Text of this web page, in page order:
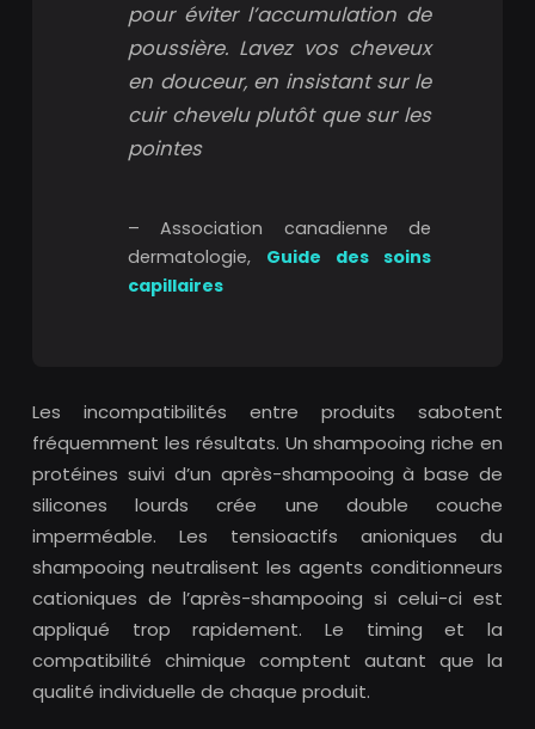
pour éviter l’accumulation de
poussière. Lavez vos cheveux
en douceur, en insistant sur le
cuir chevelu plutôt que sur les
pointes
– Association canadienne de
dermatologie, Guide des soins
capillaires
Les incompatibilités entre produits sabotent
fréquemment les résultats. Un shampooing riche en
protéines suivi d’un après-shampooing à base de
silicones lourds crée une double couche
imperméable. Les tensioactifs anioniques du
shampooing neutralisent les agents conditionneurs
cationiques de l’après-shampooing si celui-ci est
appliqué trop rapidement. Le timing et la
compatibilité chimique comptent autant que la
qualité individuelle de chaque produit.